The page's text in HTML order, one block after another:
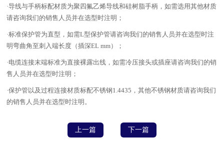
·导线与手柄标配材质为聚四氟乙烯导线和硅树脂手柄，如需选用其他材质
请咨询我们的销售人员并在选型时注明；
·标准保护管为直型，如需L型保护管请咨询我们的销售人员并在选型时注
明弯曲角至刺入端长度（插深EL mm）；
·电缆连接末端标准为直接裸露出线，如需冷压接头或插座请咨询我们的销
售人员并在选型时注明；
·保护管以及过程连接材质标配不锈钢1.4435，其他不锈钢材质请咨询我们
的销售人员并在选型时注明。
上一篇 下一篇